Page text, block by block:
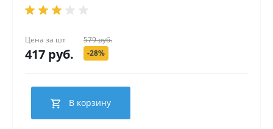
Цена за шт
417 руб.
579 руб.
-28%
В корзину